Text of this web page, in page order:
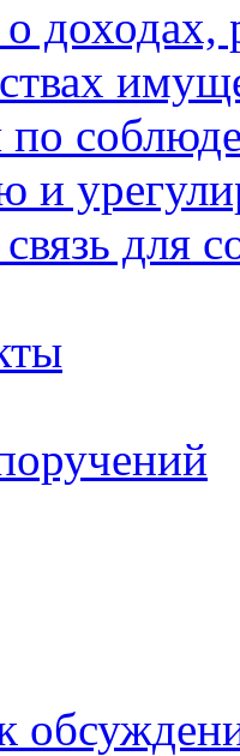
доходах,
по
и
для